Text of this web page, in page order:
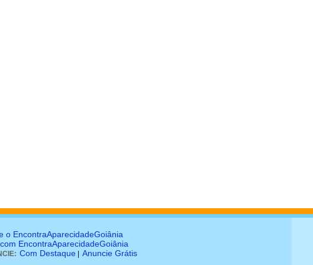
o EncontraAparecidadeGoiânia
EncontraAparecidadeGoiânia
Com Destaque Anuncie Grátis